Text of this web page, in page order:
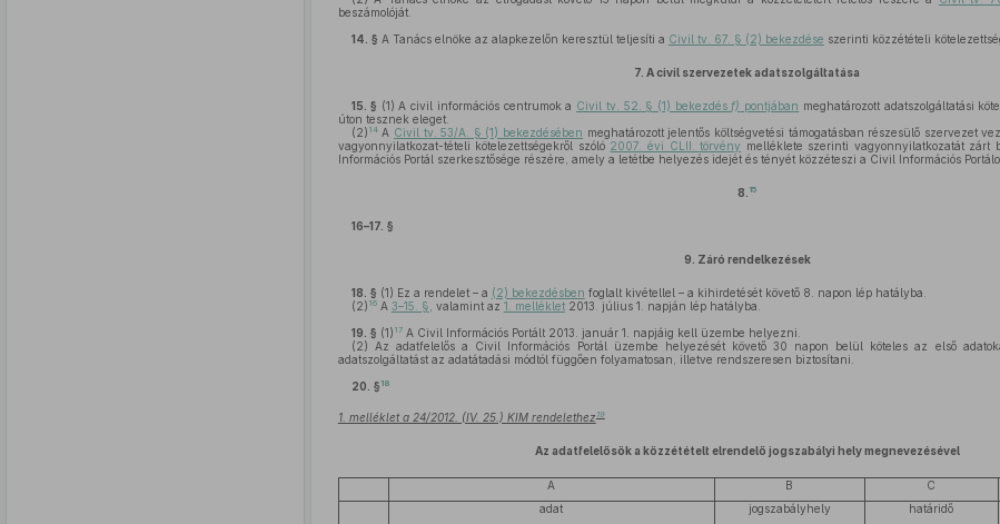
beszámolóját.
14. § A Tanács elnöke az alapkezelőn keresztül teljesíti a Civil tv. 67. § (2) bekezdése szerinti közzétételi
7. A civil szervezetek adatszolgáltatása
15. § (1) A civil információs centrumok a Civil tv. 52. § (1) bekezdésf) pontjában meghatározott adatszolgáltatási
úton tesznek eleget.
(2) 14A Civil tv. 53/A. § (1) bekezdésében meghatározott jelentős költségvetési támogatásban részesülő szervezet
vagyonnyilatkozat-tételi kötelezettségekről szóló 2007. évi CLII. törvény melléklete szerinti vagyonnyilatkozatát zárt
Információs Portál szerkesztősége részére, amely a letétbe helyezés idejét és tényét közzéteszi a Civil Információs
8. 15
16–17. §
9. Záró rendelkezések
18. § (1) Ez a rendelet – a (2) bekezdésben foglalt kivétellel – a kihirdetését követő 8. napon lép hatályba.
(2) 16A 3–15. § , valamint az 1. melléklet2013. július 1. napján lép hatályba.
19. § (1) 17A Civil Információs Portált 2013. január 1. napjáig kell üzembe helyezni.
(2) Az adatfelelős a Civil Információs Portál üzembe helyezését követő 30 napon belül köteles az első
adatszolgáltatást az adatátadási módtól függően folyamatosan, illetve rendszeresen biztosítani.
20. § 18
1. melléklet a 24/2012. (IV. 25.) KIM rendelethez 19
Az adatfelelősök a közzétételt elrendelő jogszabályi hely megnevezésével
A B C
adat
jogszabályhely határidő